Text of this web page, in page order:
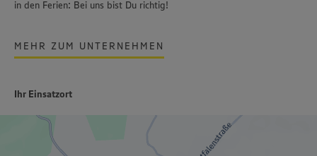
in den Ferien: Bei uns bist Du richtig!
MEHR ZUM UNTERNEHMEN
Ihr Einsatzort